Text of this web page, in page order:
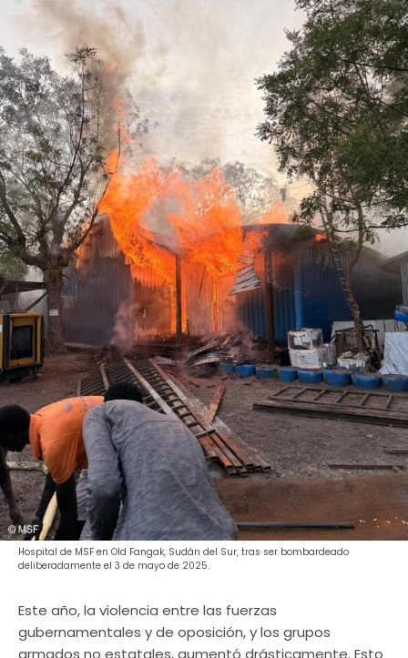
Hospital de MSF en Old Fangak, Sudán del Sur, tras ser bombardeado
deliberadamente el 3 de mayo de 2025.
Este año, la violencia entre las fuerzas
gubernamentales y de oposición, y los grupos
armados no estatales, aumentó drásticamente. Esto